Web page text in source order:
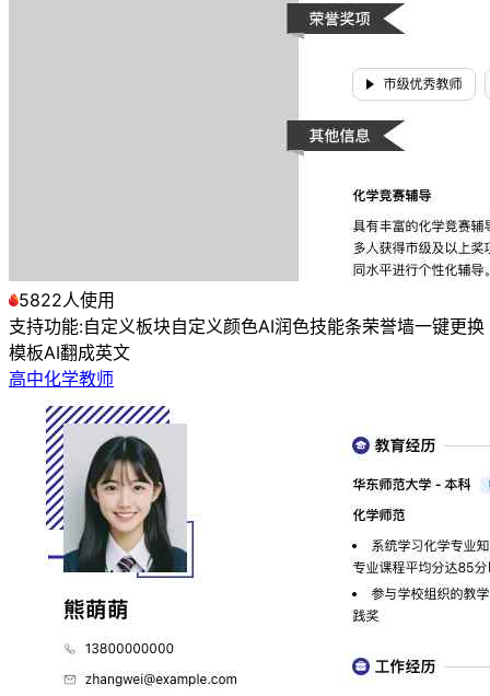
5822人使用
支持功能:自定义板块自定义颜色AI润色技能条荣誉墙一键更换
模板AI翻成英文
高中化学教师